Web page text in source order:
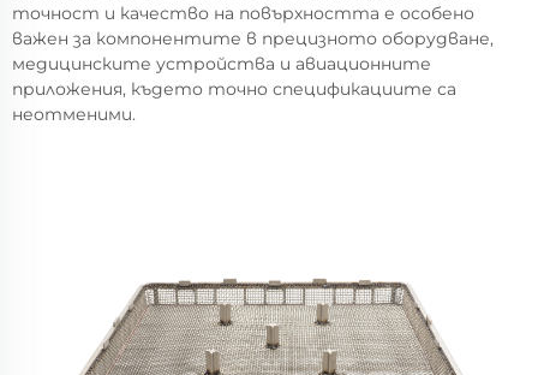
точност и качество на повърхността е особено
важен за компонентите в прецизното оборудване,
медицинските устройства и авиационните
приложения, където точно спецификациите са
неотменими.